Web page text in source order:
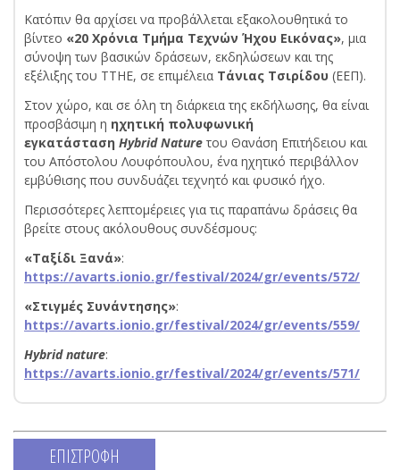
Κατόπιν θα αρχίσει να προβάλλεται εξακολουθητικά το
βίντεο «20 Χρόνια Τμήμα Τεχνών Ήχου Εικόνας», μια
σύνοψη των βασικών δράσεων, εκδηλώσεων και της
εξέλιξης του ΤΤΗΕ, σε επιμέλεια Τάνιας Τσιρίδου (ΕΕΠ).
Στον χώρο, και σε όλη τη διάρκεια της εκδήλωσης, θα είναι
προσβάσιμη η ηχητική πολυφωνική
εγκατάσταση Hybrid Nature του Θανάση Επιτήδειου και
του Απόστολου Λουφόπουλου, ένα ηχητικό περιβάλλον
εμβύθισης που συνδυάζει τεχνητό και φυσικό ήχο.
Περισσότερες λεπτομέρειες για τις παραπάνω δράσεις θα
βρείτε στους ακόλουθους συνδέσμους:
«Ταξίδι Ξανά»:
https://avarts.ionio.gr/festival/2024/gr/events/572/
«Στιγμές Συνάντησης»:
https://avarts.ionio.gr/festival/2024/gr/events/559/
Hybrid nature:
https://avarts.ionio.gr/festival/2024/gr/events/571/
ΕΠΙΣΤΡΟΦΗ